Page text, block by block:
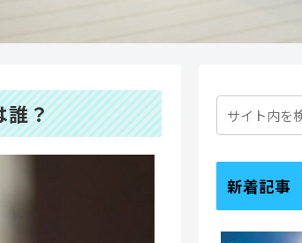
誰？
新着記事